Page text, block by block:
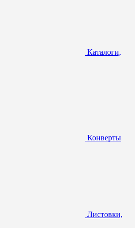
Каталоги,
Конверты
Листовки,